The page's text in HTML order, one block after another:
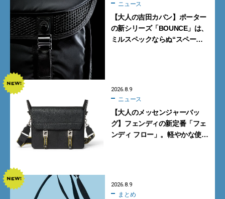
ニュース
【大人の吉田カバン】ポーター
の新シリーズ「BOUNCE」は、
ミルスペックならぬ“スペース
2026.8.9
ニュース
【大人のメッセンジャーバッ
グ】フェンディの新定番「フェ
ンディ フロー」。軽やかな使い
2026.8.9
まとめ